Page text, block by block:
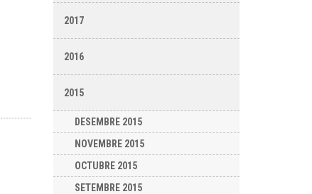
2017
2016
2015
DESEMBRE 2015
NOVEMBRE 2015
OCTUBRE 2015
SETEMBRE 2015